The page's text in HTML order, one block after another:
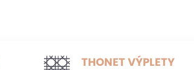
THONET VÝPLETY